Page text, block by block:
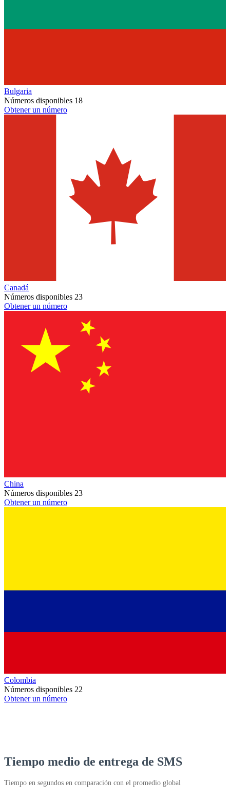
Bulgaria
Números disponibles 18
Obtener un número
Canadá
Números disponibles 23
Obtener un número
China
Números disponibles 23
Obtener un número
Colombia
Números disponibles 22
Obtener un número
Tiempo medio de entrega de SMS
Tiempo en segundos en comparación con el promedio global